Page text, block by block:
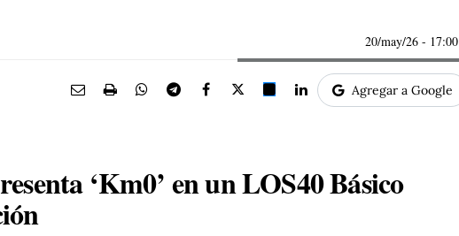
20/may/26 - 17:00
Agregar a Google
‘Km0’ en un LOS40 Básico